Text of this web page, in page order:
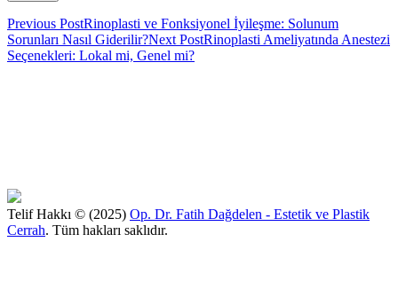
Previous PostRinoplasti ve Fonksiyonel İyileşme: Solunum
Sorunları Nasıl Giderilir?Next PostRinoplasti Ameliyatında Anestezi
Seçenekleri: Lokal mi, Genel mi?
Telif Hakkı © (2025) Op. Dr. Fatih Dağdelen - Estetik ve Plastik
Cerrah. Tüm hakları saklıdır.